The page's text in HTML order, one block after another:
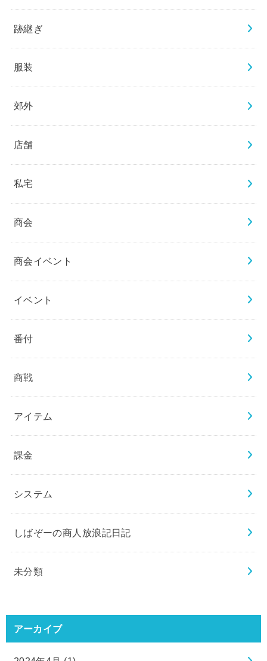
跡継ぎ
服装
郊外
店舗
私宅
商会
商会イベント
イベント
番付
商戦
アイテム
課金
システム
しばぞーの商人放浪記日記
未分類
アーカイブ